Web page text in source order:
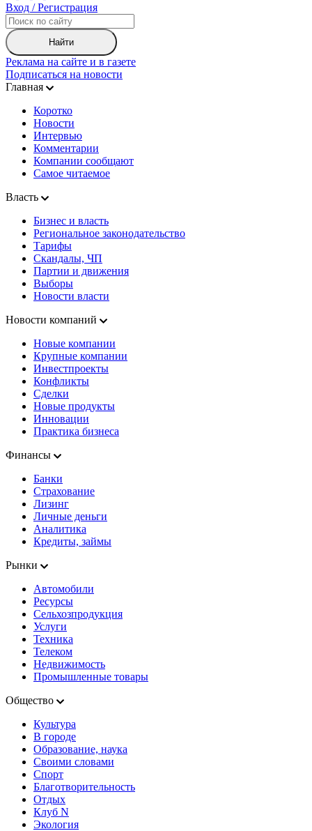
Вход / Регистрация
Найти
Реклама на сайте и в газете
Подписаться на новости
Главная
Коротко
Новости
Интервью
Комментарии
Компании сообщают
Самое читаемое
Власть
Бизнес и власть
Региональное законодательство
Тарифы
Скандалы, ЧП
Партии и движения
Выборы
Новости власти
Новости компаний
Новые компании
Крупные компании
Инвестпроекты
Конфликты
Сделки
Новые продукты
Инновации
Практика бизнеса
Финансы
Банки
Страхование
Лизинг
Личные деньги
Аналитика
Кредиты, займы
Рынки
Автомобили
Ресурсы
Сельхозпродукция
Услуги
Техника
Телеком
Недвижимость
Промышленные товары
Общество
Культура
В городе
Образование, наука
Своими словами
Спорт
Благотворительность
Отдых
Клуб N
Экология